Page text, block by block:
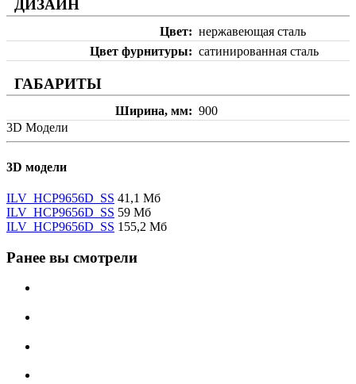
ДИЗАЙН
Цвет
нержавеющая сталь
Цвет фурнитуры
сатинированная сталь
ГАБАРИТЫ
Ширина, мм
900
3D Модели
3D модели
ILV_HCP9656D_SS 41,1 Мб
ILV_HCP9656D_SS 59 Мб
ILV_HCP9656D_SS 155,2 Мб
Ранее вы смотрели